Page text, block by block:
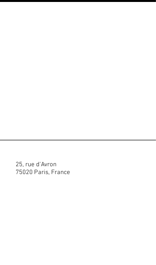
25, rue d'Avron
75020 Paris, France